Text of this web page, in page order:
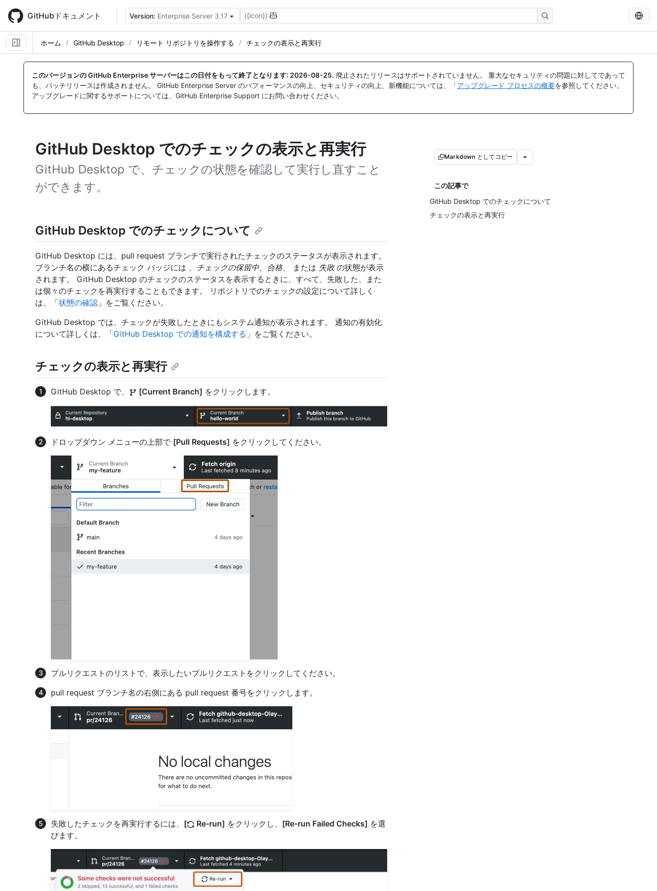
main
content
GitHubドキュメント Version: Enterprise Server 3.17 {{icon}}
ホーム GitHub Desktop リモート リポジトリを操作する チェックの表示と再実行
このバージョンの GitHub Enterprise サーバーはこの日付をもって終了となります: 2026-08-25. 廃止されたリリースはサポートされていません。 重大なセキュリティの問題に対してであって
も、パッチリリースは作成されません。 GitHub Enterprise Server のパフォーマンスの向上、セキュリティの向上、新機能については、「アップグレード プロセスの概要を参照してください。
アップグレードに関するサポートについては、GitHub Enterprise Support にお問い合わせください。
GitHub Desktop でのチェックの表示と再実行
GitHub Desktop で、チェックの状態を確認して実行し直すこと
ができます。
Markdown としてコピー
この記事で
GitHub Desktop でのチェックについて
チェックの表示と再実行
GitHub Desktop でのチェックについて
GitHub Desktop には、pull request ブランチで実行されたチェックのステータスが表示されます。
ブランチ名の横にあるチェック バッジには 、チェックの保留中、合格、 または 失敗の状態が表示
されます。 GitHub Desktop のチェックのステータスを表示するときに、すべて、失敗した、また
は個々のチェックを再実行することもできます。 リポジトリでのチェックの設定について詳しく
は、「状態の確認 」をご覧ください。
GitHub Desktop では、チェックが失敗したときにもシステム通知が表示されます。 通知の有効化
について詳しくは、「GitHub Desktop での通知を構成する 」をご覧ください。
チェックの表示と再実行
GitHub Desktop で、 [Current Branch] をクリックします。
ドロップダウン メニューの上部で [Pull Requests] をクリックしてください。
プルリクエストのリストで、表示したいプルリクエストをクリックしてください。
pull request ブランチ名の右側にある pull request 番号をクリックします。
失敗したチェックを再実行するには、 [ Re-run] をクリックし、 [Re-run Failed Checks] を選
びます。